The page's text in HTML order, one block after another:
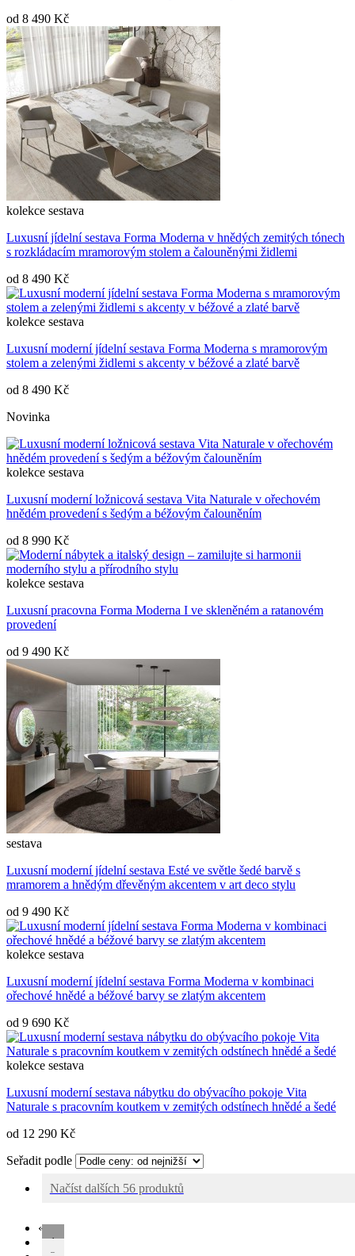
od 8 490 Kč
kolekce sestava
Luxusní jídelní sestava Forma Moderna v hnědých zemitých tónech
s rozkládacím mramorovým stolem a čalouněnými židlemi
od 8 490 Kč
kolekce sestava
Luxusní moderní jídelní sestava Forma Moderna s mramorovým
stolem a zelenými židlemi s akcenty v béžové a zlaté barvě
od 8 490 Kč
Novinka
kolekce sestava
Luxusní moderní ložnicová sestava Vita Naturale v ořechovém
hnědém provedení s šedým a béžovým čalouněním
od 8 990 Kč
kolekce sestava
Luxusní pracovna Forma Moderna I ve skleněném a ratanovém
provedení
od 9 490 Kč
sestava
Luxusní moderní jídelní sestava Esté ve světle šedé barvě s
mramorem a hnědým dřevěným akcentem v art deco stylu
od 9 490 Kč
kolekce sestava
Luxusní moderní jídelní sestava Forma Moderna v kombinaci
ořechové hnědé a béžové barvy se zlatým akcentem
od 9 690 Kč
kolekce sestava
Luxusní moderní sestava nábytku do obývacího pokoje Vita
Naturale s pracovním koutkem v zemitých odstínech hnědé a šedé
od 12 290 Kč
Seřadit podle
Načíst dalších 56 produktů
«
1